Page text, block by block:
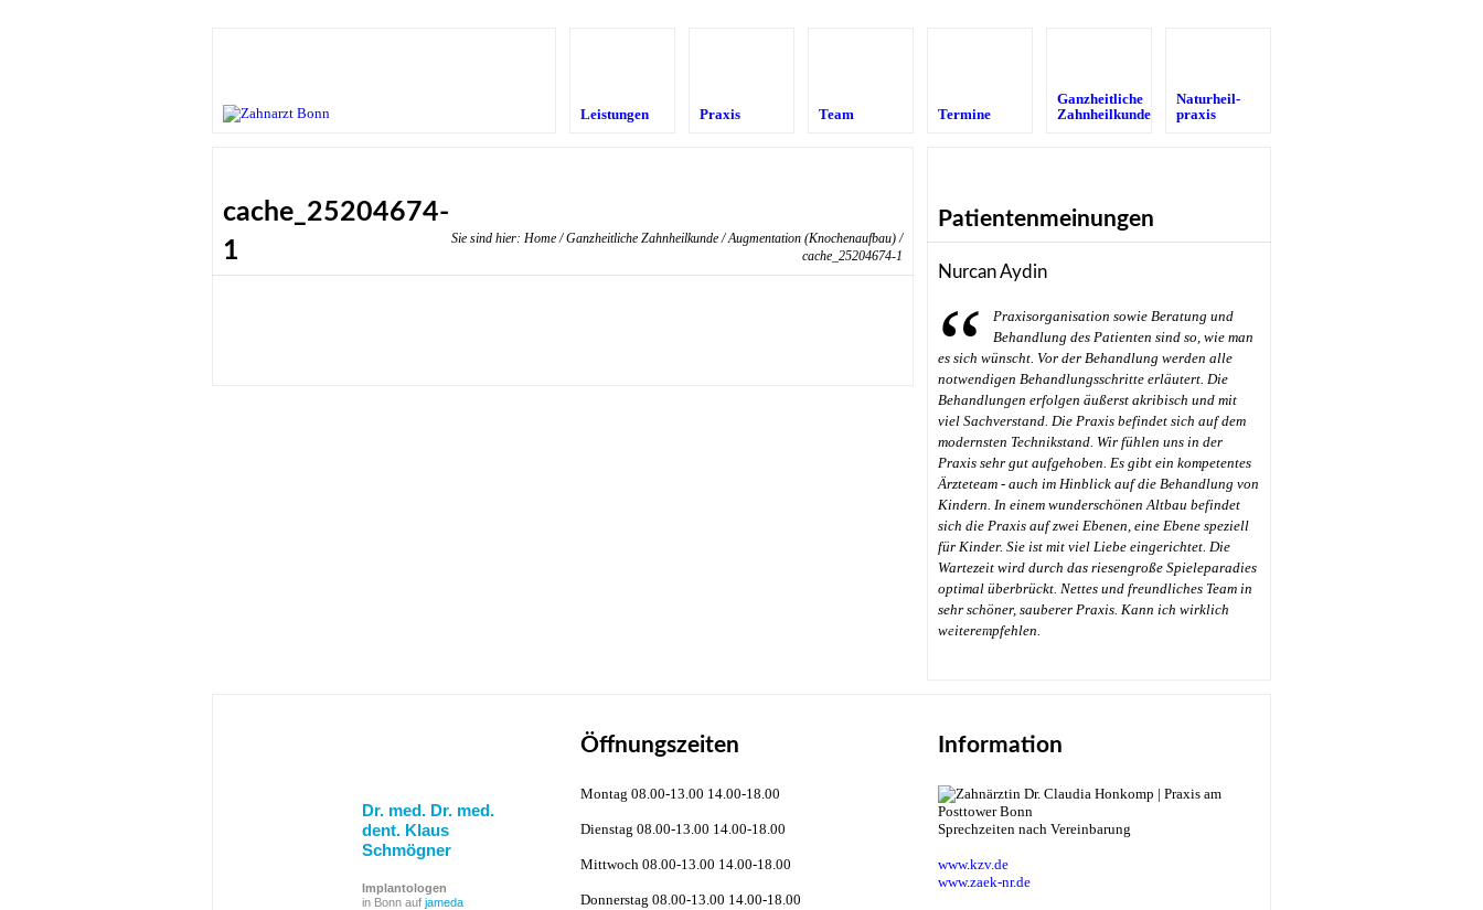
Leistungen Praxis Team Termine
Ganzheitliche
Zahnheilkunde
Naturheil­
praxis
cache_25204674-
1
Sie sind hier: Home/Ganzheitliche Zahnheilkunde/Augmentation (Knochenaufbau)/
cache_25204674-1
Patientenmeinungen
Nurcan Aydin
Praxisorganisation sowie Beratung und
Behandlung des Patienten sind so, wie man
es sich wünscht. Vor der Behandlung werden alle
notwendigen Behandlungsschritte erläutert. Die
Behandlungen erfolgen äußerst akribisch und mit
viel Sachverstand. Die Praxis befindet sich auf dem
modernsten Technikstand. Wir fühlen uns in der
Praxis sehr gut aufgehoben. Es gibt ein kompetentes
Ärzteteam - auch im Hinblick auf die Behandlung von
Kindern. In einem wunderschönen Altbau befindet
sich die Praxis auf zwei Ebenen, eine Ebene speziell
für Kinder. Sie ist mit viel Liebe eingerichtet. Die
Wartezeit wird durch das riesengroße Spieleparadies
optimal überbrückt. Nettes und freundliches Team in
sehr schöner, sauberer Praxis. Kann ich wirklich
weiterempfehlen.
← →
Dr. med. Dr. med.
dent. Klaus
Schmögner
Implantologen
in Bonn auf jameda
Öffnungszeiten
Montag 08.00-13.00 14.00-18.00
Dienstag 08.00-13.00 14.00-18.00
Mittwoch 08.00-13.00 14.00-18.00
Donnerstag 08.00-13.00 14.00-18.00
Information
Sprechzeiten nach Vereinbarung
www.kzv.de
www.zaek-nr.de